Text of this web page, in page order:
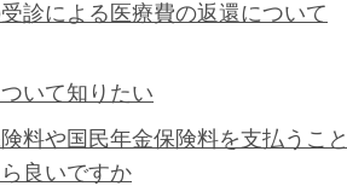
診による医療費の返還について
いて知りたい
料や国民年金保険料を支払うこと
良いですか